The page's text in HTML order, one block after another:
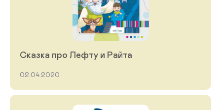
Сказка про Лефту и Райта
02.04.2020